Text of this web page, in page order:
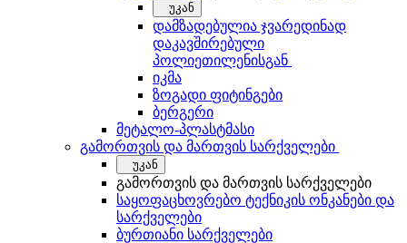
უკან
დამზადებულია ჯვარედინად
დაკავშირებული
პოლიეთილენისგან
იკმა
ზოგადი ფიტინგები
ბერგერი
მეტალო-პლასტმასი
გამორთვის და მართვის სარქველები
უკან
გამორთვის და მართვის სარქველები
საყოფაცხოვრებო ტექნიკის ონკანები და
სარქველები
ბურთიანი სარქველები